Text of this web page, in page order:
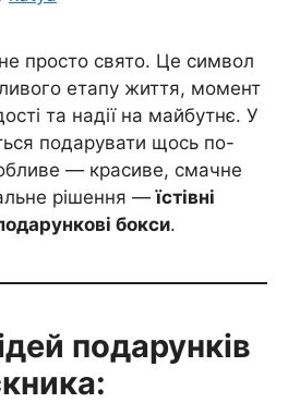
просто свято. Це символ
етапу життя, момент
та надії на майбутнє. У
подарувати щось по-
— красиве, смачне
рішення —їстівні
бокси.
подарунків